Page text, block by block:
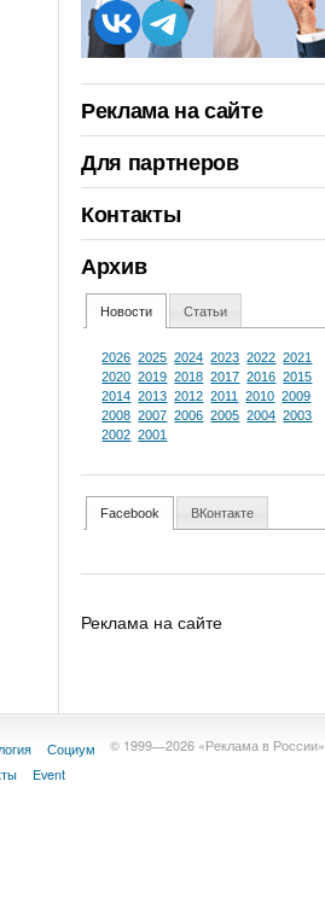
Реклама на сайте
Для партнеров
Контакты
Архив
Новости Статьи
2026 2025 2024 2023 2022 2021
2020 2019 2018 2017 2016 2015
2014 2013 2012 2011 2010 2009
2008 2007 2006 2005 2004 2003
2002 2001
Facebook ВКонтакте
Реклама на сайте
© 1999—2026 «Реклама в России»
Социум
Event